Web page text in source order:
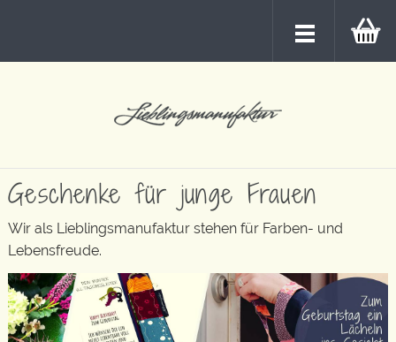
Geschenke für junge Frauen
Wir als Lieblingsmanufaktur stehen für Farben- und
Lebensfreude.